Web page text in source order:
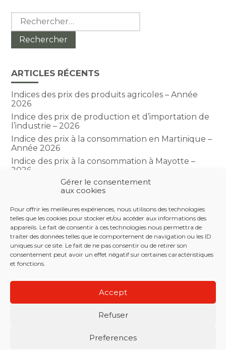
Gérer le consentement
aux cookies
Pour offrir les meilleures expériences, nous utilisons des technologies
telles que les cookies pour stocker et/ou accéder aux informations des
appareils. Le fait de consentir à ces technologies nous permettra de
traiter des données telles que le comportement de navigation ou les ID
uniques sur ce site. Le fait de ne pas consentir ou de retirer son
consentement peut avoir un effet négatif sur certaines caractéristiques
et fonctions.
Accept
Refuser
Preferences
Rechercher :
ARTICLES RÉCENTS
Indices des prix des produits agricoles – Année
2026
Indice des prix de production et d’importation de
l’industrie – 2026
Indice des prix à la consommation en Martinique –
Année 2026
Indice des prix à la consommation à Mayotte –
2026
Indice du climat des affaires dans le BTP – Année
COMMENTAIRES RÉCENTS
Footer
LE CABINET NOS SERVICES
NOS OUTILS
RECRUTEMENT